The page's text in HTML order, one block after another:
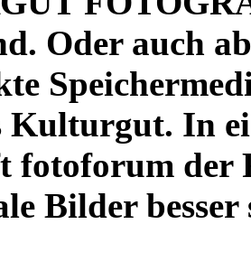
Oder auch
Kulturgut. In
fotoforum der
Bilder besser